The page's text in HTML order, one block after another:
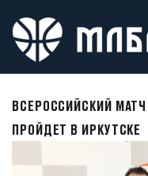
ВСЕРОССИЙСКИЙ
ПРОЙДЕТ В ИРКУТСКЕ